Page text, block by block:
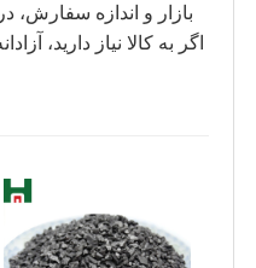
بازار و اندازه سفارش،
اگر به کالا نیاز دارید،